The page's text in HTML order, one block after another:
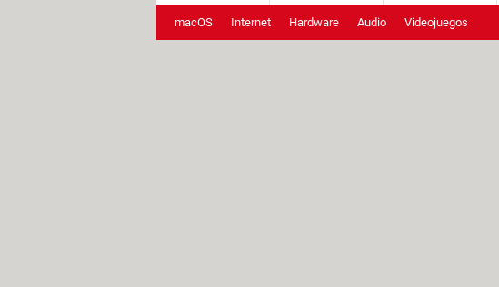
macOS Internet Hardware Audio Videojuegos